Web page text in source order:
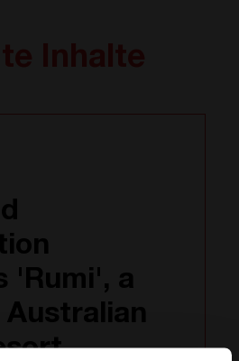
'Rumi', a
Australian